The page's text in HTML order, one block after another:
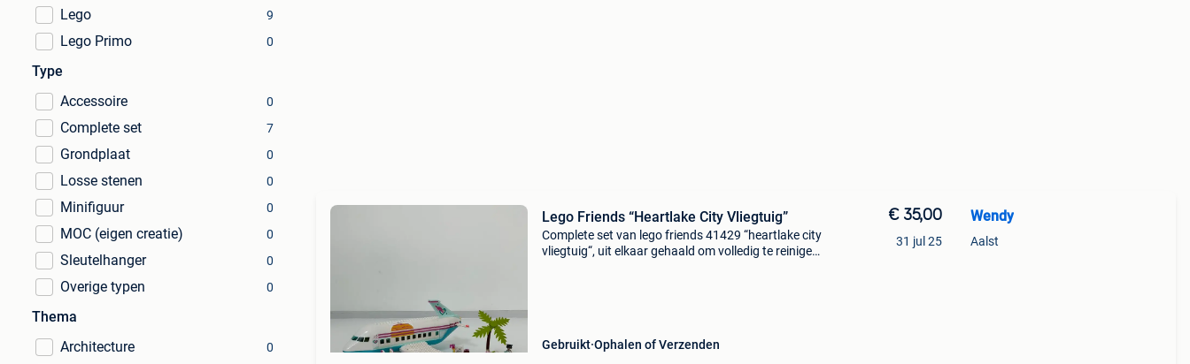
Lego 9
Lego Primo 0
Type
Accessoire
0
Complete set 7
Grondplaat 0
Losse stenen 0
Minifiguur 0
MOC (eigen creatie) 0
Sleutelhanger 0
Overige typen 0
Thema
Architecture
0
Lego Friends “Heartlake City Vliegtuig”
Complete set van lego friends 41429 “heartlake city
vliegtuig“, uit elkaar gehaald om volledig te reinigen,
Gebruikt Ophalen of Verzenden
€ 35,00
31 jul 25
Wendy
Aalst